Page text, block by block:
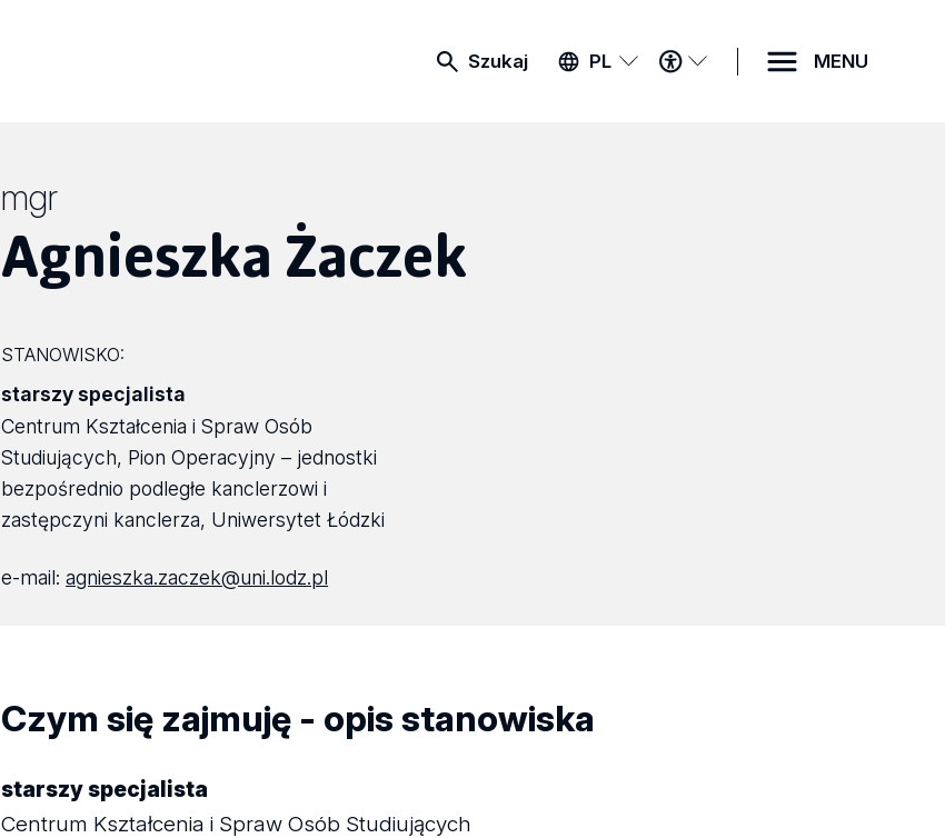
Szukaj PL
MENU
DOSTĘPNOŚCI
MENU
mgr
Agnieszka Żaczek
STANOWISKO:
starszy specjalista
Centrum Kształcenia i Spraw Osób
Studiujących, Pion Operacyjny – jednostki
bezpośrednio podległe kanclerzowi i
zastępczyni kanclerza, Uniwersytet Łódzki
e-mail:agnieszka.zaczek@uni.lodz.pl
Czym się zajmuję - opis stanowiska
starszy specjalista
Centrum Kształcenia i Spraw Osób Studiujących